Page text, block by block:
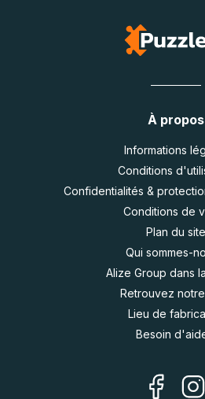
À propos
Informations
Conditions
Confidentialités &
Conditions de
Plan du site
Qui sommes-
Alize Group dans
Retrouvez
Lieu de
Besoin